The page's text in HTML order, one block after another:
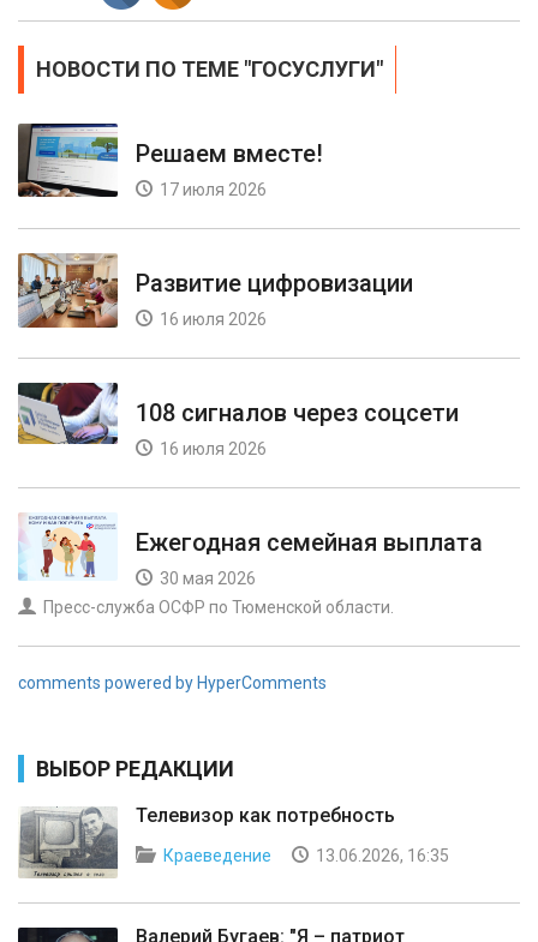
НОВОСТИ ПО ТЕМЕ "ГОСУСЛУГИ"
Решаем вместе!
17 июля 2026
Развитие цифровизации
16 июля 2026
108 сигналов через соцсети
16 июля 2026
Ежегодная семейная выплата
30 мая 2026
Пресс-служба ОСФР по Тюменской области.
comments powered by HyperComments
ВЫБОР РЕДАКЦИИ
Телевизор как потребность
Краеведение 13.06.2026, 16:35
Валерий Бугаев: "Я – патриот